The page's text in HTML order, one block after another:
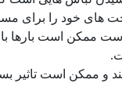
های خود را برای
ممکن است بارها
ممکن است تاثیر